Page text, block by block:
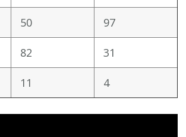
50 97
82 31
11 4